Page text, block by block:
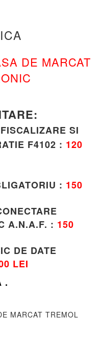
DE MARCAT
SI
F4102 : 120
: 150
A.N.A.F. : 150
DE DATE
LEI
.
MARCAT TREMOL